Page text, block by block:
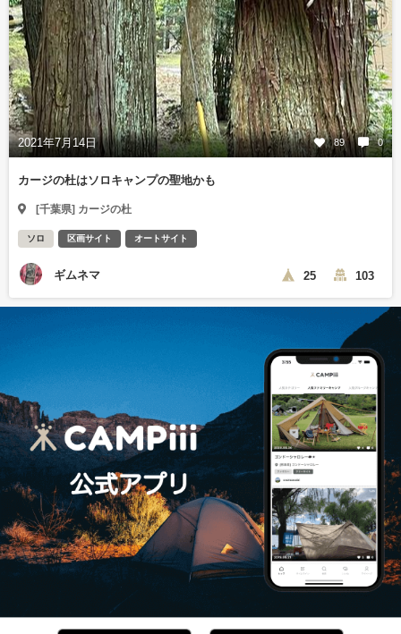
2021年7月14日 89 0
カージの杜はソロキャンプの聖地かも
[千葉県] カージの杜
ソロ 区画サイト オートサイト
ギムネマ 25 103